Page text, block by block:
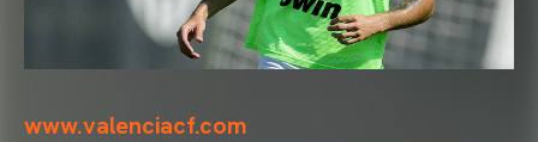
www.valenciacf.com